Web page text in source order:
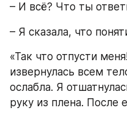
– И всё? Что ты
– Я сказала, что
«Так что отпусти
извернулась всем
ослабла. Я
руку из плена. После